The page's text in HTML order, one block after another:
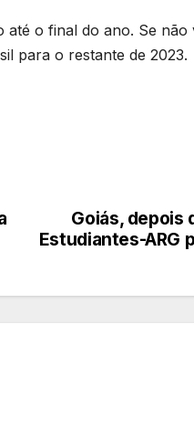
o final do ano. Se
para o restante de 2023.
Goiás, depois
Estudiantes-ARG